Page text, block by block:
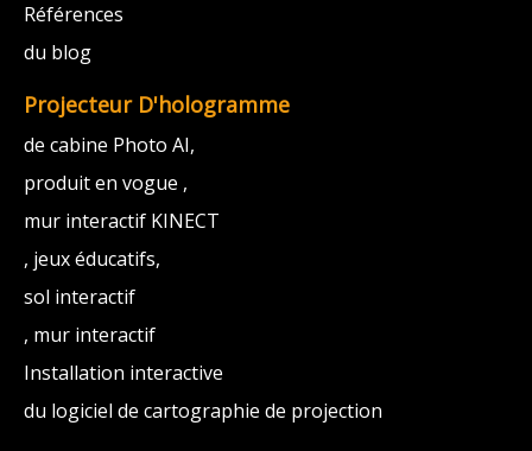
Références
du blog
Projecteur D'hologramme
de cabine Photo AI,
produit en vogue ,
mur interactif KINECT
, jeux éducatifs,
sol interactif
, mur interactif
Installation interactive
du logiciel de cartographie de projection